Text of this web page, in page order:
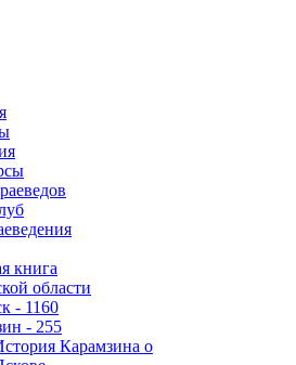
книга
области
- 1160
- 255
Карамзина о